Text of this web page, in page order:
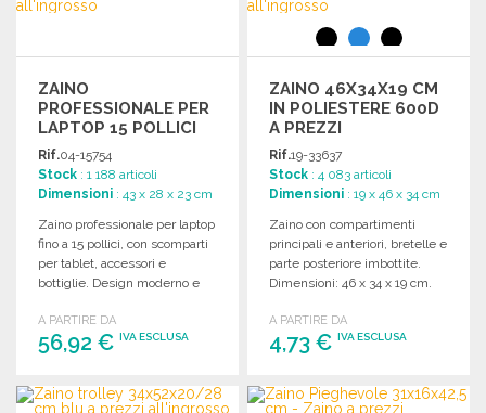
ZAINO
PROFESSIONALE PER
LAPTOP 15 POLLICI
Rif.04-15754
Stock : 1 188 articoli
Dimensioni : 43 x 28 x 23 cm
Zaino professionale per laptop
fino a 15 pollici, con scomparti
per tablet, accessori e
bottiglie. Design moderno e
A PARTIRE DA
56,92 € IVA ESCLUSA
ORDINARE
ZAINO 46X34X19 CM
IN POLIESTERE 600D
A PREZZI
ALL'INGROSSO
Rif.19-33637
Stock : 4 083 articoli
Dimensioni : 19 x 46 x 34 cm
Zaino con compartimenti
principali e anteriori, bretelle e
parte posteriore imbottite.
Dimensioni: 46 x 34 x 19 cm.
A PARTIRE DA
4,73 €IVA ESCLUSA
ORDINARE